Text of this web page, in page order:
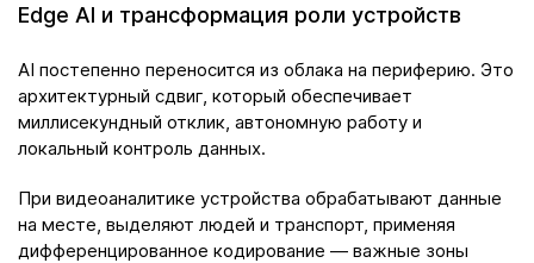
Edge AI и трансформация роли устройств
AI постепенно переносится из облака на периферию. Это
архитектурный сдвиг, который обеспечивает
миллисекундный отклик, автономную работу и
локальный контроль данных.
При видеоаналитике устройства обрабатывают данные
на месте, выделяют людей и транспорт, применяя
дифференцированное кодирование — важные зоны